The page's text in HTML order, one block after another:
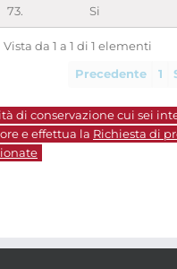
73. Si
Vista da 1 a 1 di 1 elementi
Precedente 1
di conservazione cui sei
e effettua la Richiesta di